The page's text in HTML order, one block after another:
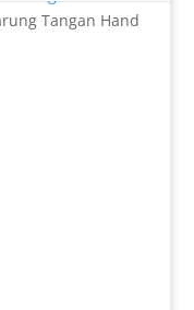
Tangan Hand